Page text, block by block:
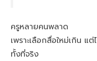
ครูหลายคนพลาด
เพราะเลือกสื่อใหม่เกิน แต่
ทั้งที่จริง